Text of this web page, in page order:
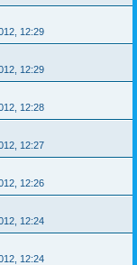
12:29
12:29
12:28
12:27
12:26
12:24
12:24